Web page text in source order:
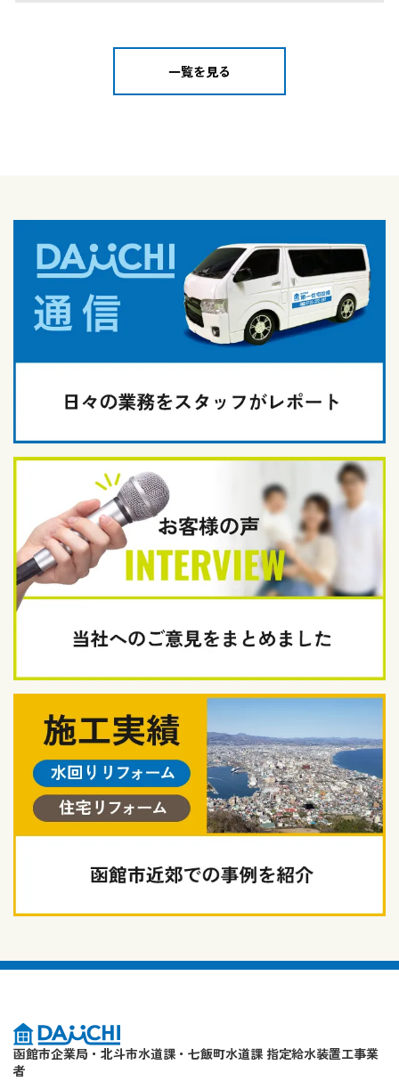
一覧を見る
函館市企業局・北斗市水道課・七飯町水道課 指定給水装置工事業
者